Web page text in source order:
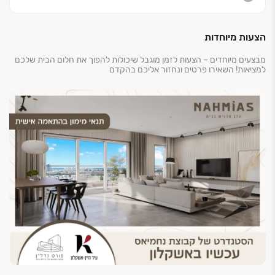
הצעות מיוחדות
מבצעים מיוחדים – הצעות לזמן מוגבל שיכולות להפוך את חלום הבית שלכם
למציאות! השאירו פרטים ונחזור אליכם בהקדם